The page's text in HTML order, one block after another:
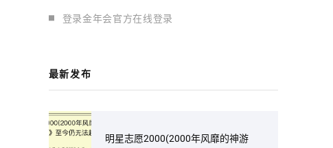
登录金年会官方在线登录
最新发布
明星志愿2000(2000年风靡的神游